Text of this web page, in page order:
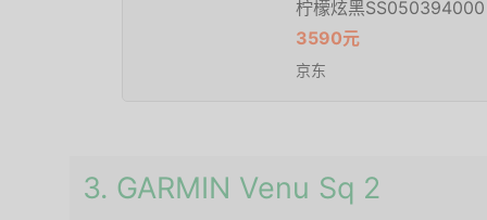
柠檬炫黑SS050394000
3590元
京东
3. GARMIN Venu Sq 2